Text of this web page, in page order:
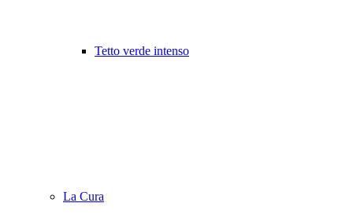
Tetto verde intenso
La Cura